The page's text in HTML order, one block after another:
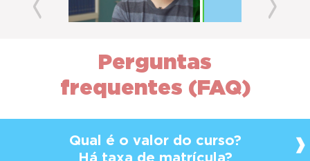
Perguntas
frequentes (FAQ)
Qual é o valor do curso?
Há taxa de matrícula?